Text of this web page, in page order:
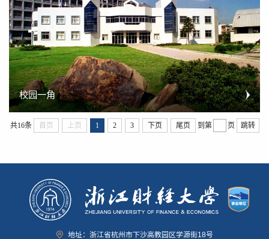
校园一角
共16条 首页 上页 1 2 3 下页 尾页 到第 页 跳转
地址：浙江省杭州市下沙高教园区学源街18号